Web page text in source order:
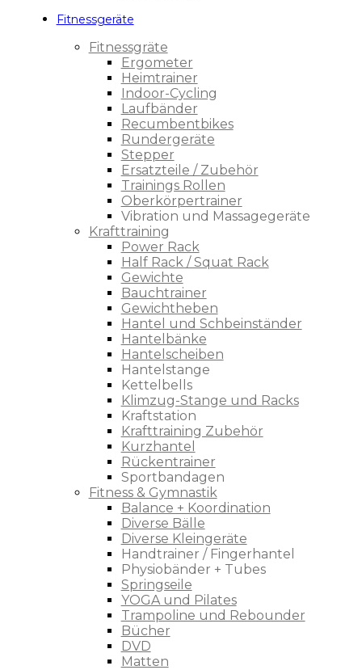
Fitnessgeräte
Fitnessgräte
Ergometer
Heimtrainer
Indoor-Cycling
Laufbänder
Recumbentbikes
Rundergeräte
Stepper
Ersatzteile / Zubehör
Trainings Rollen
Oberkörpertrainer
Vibration und Massagegeräte
Krafttraining
Power Rack
Half Rack / Squat Rack
Gewichte
Bauchtrainer
Gewichtheben
Hantel und Schbeinständer
Hantelbänke
Hantelscheiben
Hantelstange
Kettelbells
Klimzug-Stange und Racks
Kraftstation
Krafttraining Zubehör
Kurzhantel
Rückentrainer
Sportbandagen
Fitness & Gymnastik
Balance + Koordination
Diverse Bälle
Diverse Kleingeräte
Handtrainer / Fingerhantel
Physiobänder + Tubes
Springseile
YOGA und Pilates
Trampoline und Rebounder
Bücher
DVD
Matten